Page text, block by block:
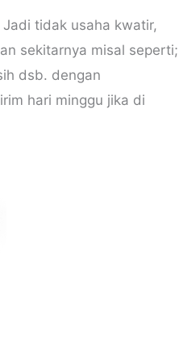
tidak usaha kwatir,
sekitarnya misal seperti;
dsb. dengan
hari minggu jika di